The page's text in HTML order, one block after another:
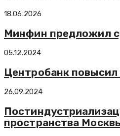
18.06.2026
Минфин предложил
05.12.2024
Центробанк повысил
26.09.2024
пространства